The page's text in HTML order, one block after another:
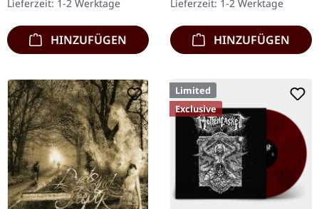
Vinyl. Limitiert auf 200…
Lieferzeit: 1-2 Werktage
HINZUFÜGEN
auf 150…
Lieferzeit: 1-2 Werktage
HINZUFÜGEN
Limited
Exclusive